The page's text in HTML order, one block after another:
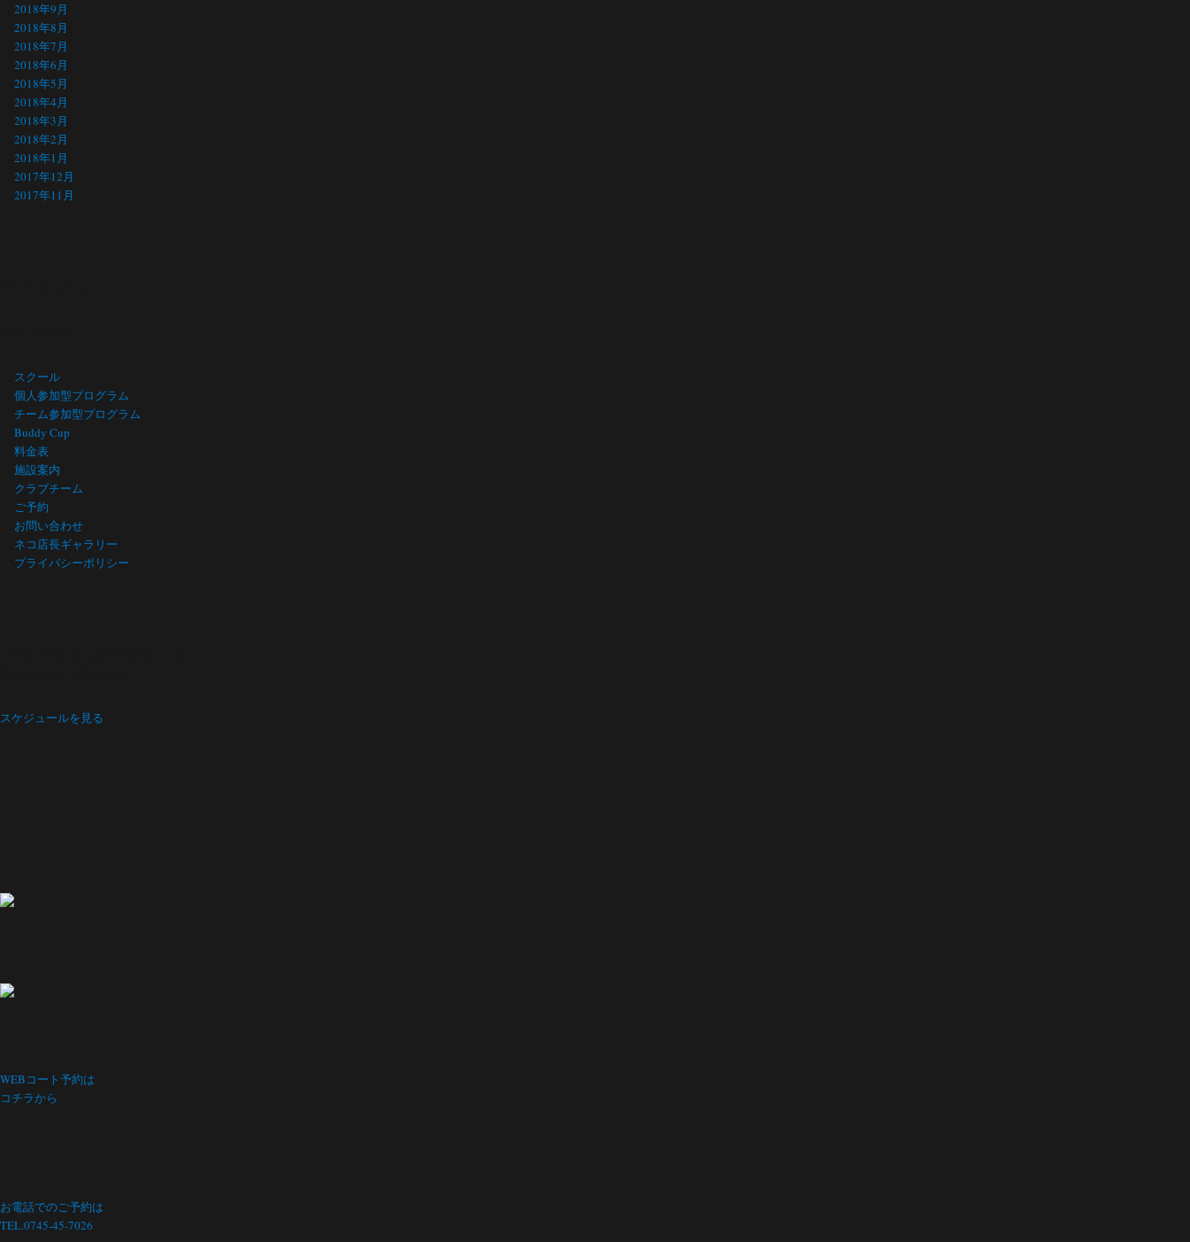
2018年9月
2018年8月
2018年7月
2018年6月
2018年5月
2018年4月
2018年3月
2018年2月
2018年1月
2017年12月
2017年11月
スクール
個人参加型プログラム
チーム参加型プログラム
Buddy Cup
料金表
施設案内
クラブチーム
ご予約
お問い合わせ
ネコ店長ギャラリー
プライバシーポリシー
スケジュールを見る
WEBコート予約は
コチラから
お電話でのご予約は
TEL.0745-45-7026